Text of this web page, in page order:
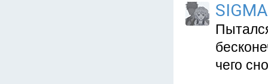
чего